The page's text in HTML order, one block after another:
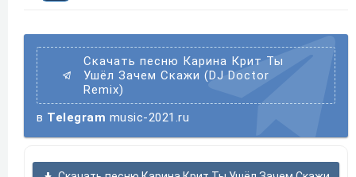
Скачать песню Карина Крит Ты
Ушёл Зачем Скажи (DJ Doctor
Remix)
в Telegram music-2021.ru